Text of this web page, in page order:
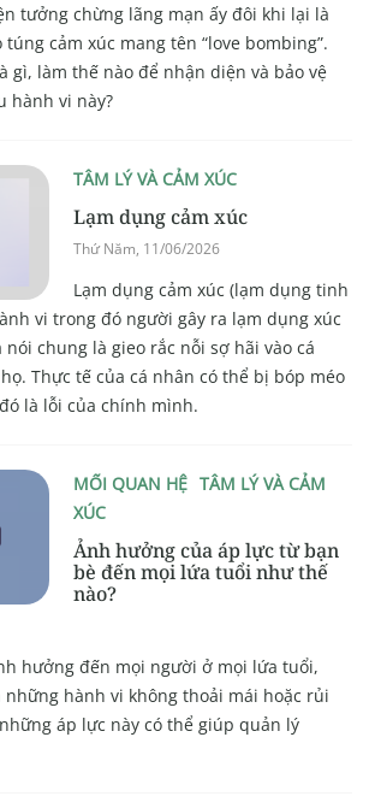
tưởng chừng lãng mạn ấy đôi khi lại là
cảm xúc mang tên “love bombing”.
gì, làm thế nào để nhận diện và bảo vệ
hành vi này?
TÂM LÝ VÀ CẢM XÚC
Lạm dụng cảm xúc
Thứ Năm, 11/06/2026
Lạm dụng cảm xúc (lạm dụng tinh
vi trong đó người gây ra lạm dụng xúc
chung là gieo rắc nỗi sợ hãi vào cá
Thực tế của cá nhân có thể bị bóp méo
là lỗi của chính mình.
MỐI QUAN HỆ TÂM LÝ VÀ CẢM
XÚC
Ảnh hưởng của áp lực từ bạn
bè đến mọi lứa tuổi như thế
nào?
hưởng đến mọi người ở mọi lứa tuổi,
hành vi không thoải mái hoặc rủi
áp lực này có thể giúp quản lý